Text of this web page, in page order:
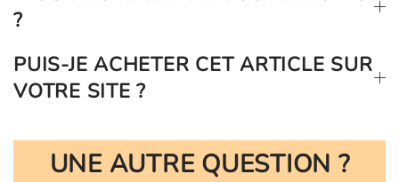
?
PUIS-JE ACHETER CET ARTICLE SUR
VOTRE SITE ?
UNE AUTRE QUESTION ?